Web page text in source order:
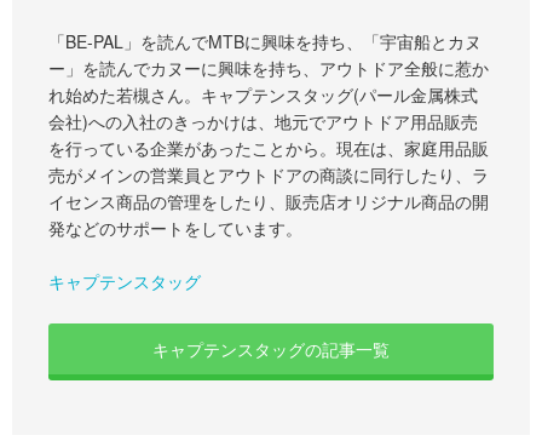
「BE-PAL」を読んでMTBに興味を持ち、「宇宙船とカヌ
ー」を読んでカヌーに興味を持ち、アウトドア全般に惹か
れ始めた若槻さん。キャプテンスタッグ(パール金属株式
会社)への入社のきっかけは、地元でアウトドア用品販売
を行っている企業があったことから。現在は、家庭用品販
売がメインの営業員とアウトドアの商談に同行したり、ラ
イセンス商品の管理をしたり、販売店オリジナル商品の開
発などのサポートをしています。
キャプテンスタッグ
キャプテンスタッグの記事一覧